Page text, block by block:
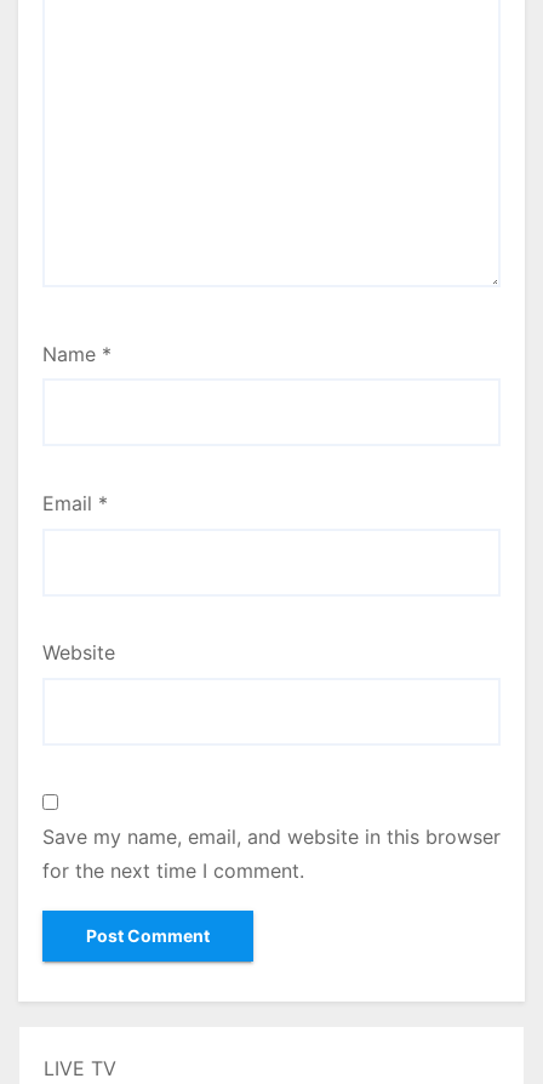
Name *
Email *
Website
Save my name, email, and website in this browser
for the next time I comment.
LIVE TV